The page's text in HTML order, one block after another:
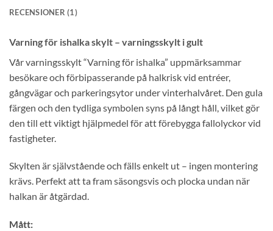
RECENSIONER (1)
Varning för ishalka skylt – varningsskylt i gult
Vår varningsskylt “Varning för ishalka” uppmärksammar
besökare och förbipasserande på halkrisk vid entréer,
gångvägar och parkeringsytor under vinterhalvåret. Den gula
färgen och den tydliga symbolen syns på långt håll, vilket gör
den till ett viktigt hjälpmedel för att förebygga fallolyckor vid
fastigheter.
Skylten är självstående och fälls enkelt ut – ingen montering
krävs. Perfekt att ta fram säsongsvis och plocka undan när
halkan är åtgärdad.
Mått: